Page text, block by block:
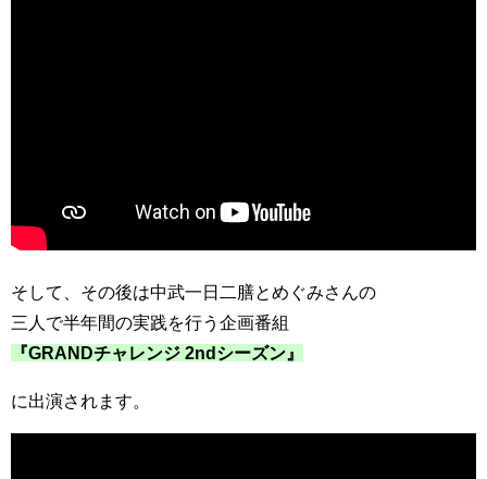
そして、その後は中武一日二膳とめぐみさんの
三人で半年間の実践を行う企画番組
『GRANDチャレンジ 2ndシーズン』
に出演されます。